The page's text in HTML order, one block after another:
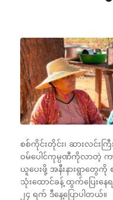
စစ်ကိုင်းတိုင်း၊ ဆားလင်း
ဝမ်ပေါင်ကုမ္ပဏီကိုလာတဲ့
ယူပေးဖို့ အနီးနားရွာတွေကို
သုံးထောင်ခန့် ထွက်ပြေးန
၂၄ ရက် ဒီနေ့ပြောပါတယ်။